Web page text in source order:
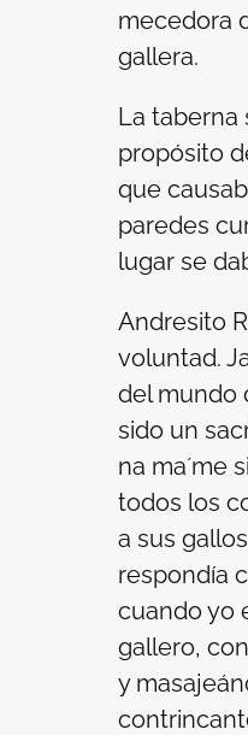
mecedora
gallera.
La taberna
propósito
que
paredes
lugar se
Andresito
voluntad.
del mundo
sido un
na ma´me
todos los
a sus
respondía
cuando yo
gallero,
y